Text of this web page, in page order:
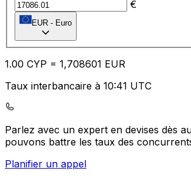
€
EUR - Euro
1.00 CYP = 1,708601 EUR
Taux interbancaire à 10:41 UTC
Parlez avec un expert en devises dès
pouvons battre les taux des
Planifier un appel